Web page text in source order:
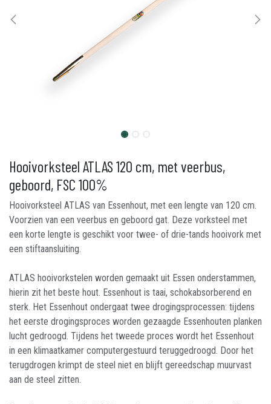
Hooivorksteel ATLAS 120 cm, met veerbus,
geboord, FSC 100%
Hooivorksteel ATLAS van Essenhout, met een lengte van 120 cm.
Voorzien van een veerbus en geboord gat. Deze vorksteel met
een korte lengte is geschikt voor twee- of drie-tands hooivork met
een stiftaansluiting.
ATLAS hooivorkstelen worden gemaakt uit Essen onderstammen,
hierin zit het beste hout. Essenhout is taai, schokabsorberend en
sterk. Het Essenhout ondergaat twee drogingsprocessen: tijdens
het eerste drogingsproces worden gezaagde Essenhouten planken
lucht gedroogd. Tijdens het tweede proces wordt het Essenhout
in een klimaatkamer computergestuurd teruggedroogd. Door het
terugdrogen krimpt de steel niet en blijft gereedschap muurvast
aan de steel zitten.